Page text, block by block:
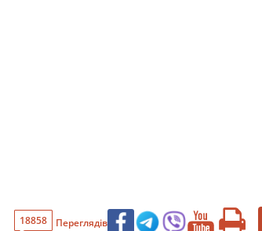
18858 Переглядів